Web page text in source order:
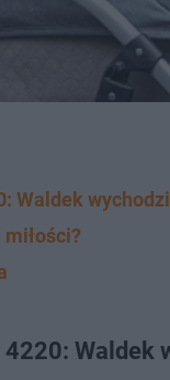
Waldek
Waldek